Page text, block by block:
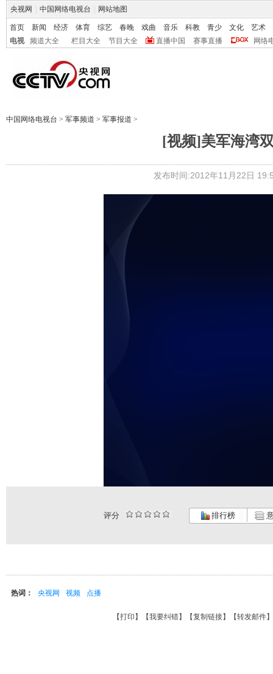
央视网 中国网络电视台 网站地图
首页 新闻 经济 体育 综艺 春晚 戏曲 音乐 科教 青少 文化
艺术
电视
频道大全 栏目大全 节目大全 直播中国 赛事直播 网络
中国网络电视台 > 军事频道 > 军事报道 >
[视频]美军海湾
发布时间:2012年11月22日
评分 排行榜
热词： 央视网 视频 点播
【打印 】【我要纠错】【复制链接】【转发邮件